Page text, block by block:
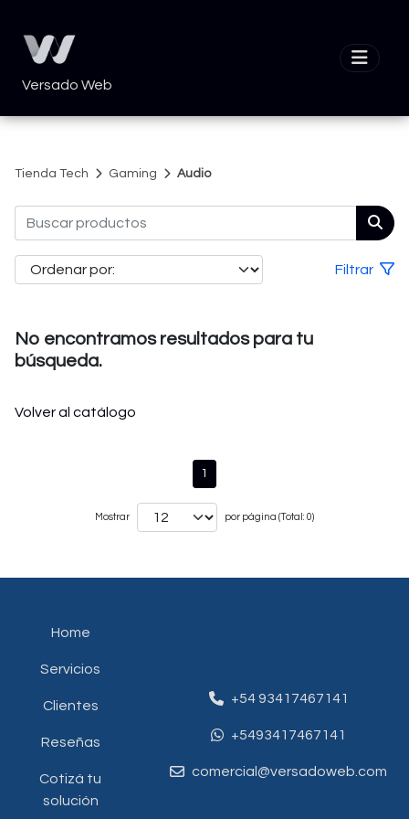
Versado Web
Tienda Tech Gaming Audio
Filtrar
No encontramos resultados para tu
búsqueda.
Volver al catálogo
1
Mostrar por página (Total: 0)
Home
Servicios
Clientes
Reseñas
Cotizá tu
solución
+54 93417467141
+5493417467141
comercial@versadoweb.com